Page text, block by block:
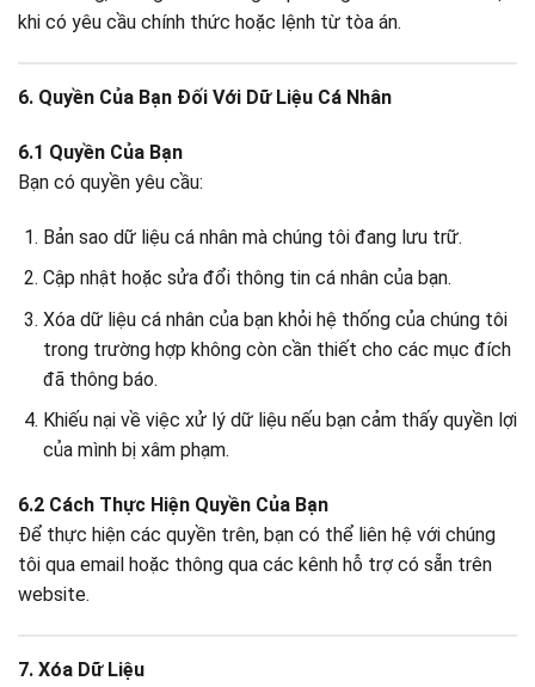
khi có yêu cầu chính thức hoặc lệnh từ tòa án.
6. Quyền Của Bạn Đối Với Dữ Liệu Cá Nhân
6.1 Quyền Của Bạn
Bạn có quyền yêu cầu:
Bản sao dữ liệu cá nhân mà chúng tôi đang lưu trữ.
Cập nhật hoặc sửa đổi thông tin cá nhân của bạn.
Xóa dữ liệu cá nhân của bạn khỏi hệ thống của chúng tôi
trong trường hợp không còn cần thiết cho các mục đích
đã thông báo.
Khiếu nại về việc xử lý dữ liệu nếu bạn cảm thấy quyền lợi
của mình bị xâm phạm.
6.2 Cách Thực Hiện Quyền Của Bạn
Để thực hiện các quyền trên, bạn có thể liên hệ với chúng
tôi qua email hoặc thông qua các kênh hỗ trợ có sẵn trên
website.
7. Xóa Dữ Liệu